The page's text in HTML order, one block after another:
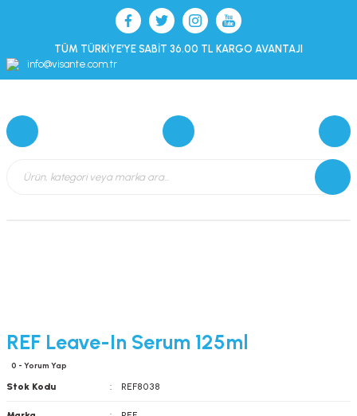
TÜM TÜRKİYE’YE SABİT 36.00 TL KARGO AVANTAJI
info@visante.com.tr
REF Leave-In Serum 125ml
0 - Yorum Yap
Stok Kodu REF8038